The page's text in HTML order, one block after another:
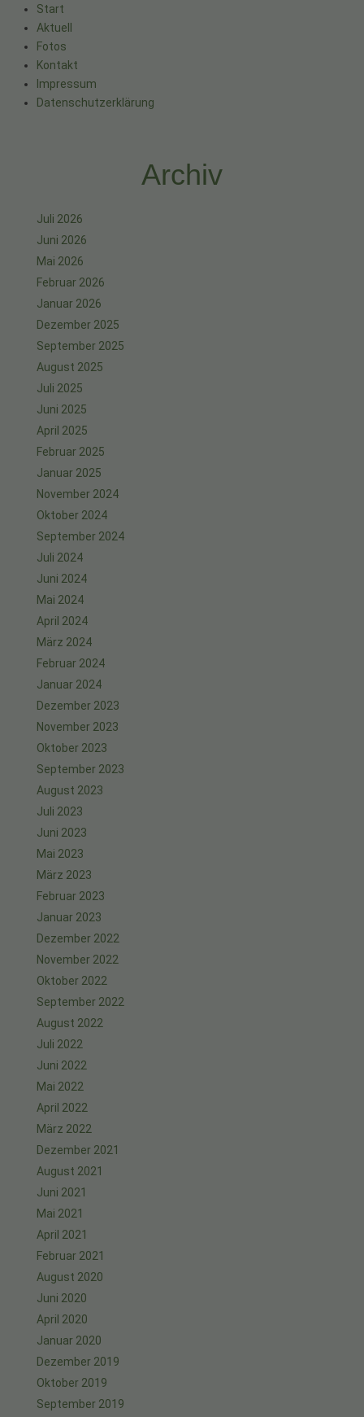
Start
Aktuell
Fotos
Kontakt
Impressum
Datenschutzerklärung
Archiv
Juli 2026
Juni 2026
Mai 2026
Februar 2026
Januar 2026
Dezember 2025
September 2025
August 2025
Juli 2025
Juni 2025
April 2025
Februar 2025
Januar 2025
November 2024
Oktober 2024
September 2024
Juli 2024
Juni 2024
Mai 2024
April 2024
März 2024
Februar 2024
Januar 2024
Dezember 2023
November 2023
Oktober 2023
September 2023
August 2023
Juli 2023
Juni 2023
Mai 2023
März 2023
Februar 2023
Januar 2023
Dezember 2022
November 2022
Oktober 2022
September 2022
August 2022
Juli 2022
Juni 2022
Mai 2022
April 2022
März 2022
Dezember 2021
August 2021
Juni 2021
Mai 2021
April 2021
Februar 2021
August 2020
Juni 2020
April 2020
Januar 2020
Dezember 2019
Oktober 2019
September 2019